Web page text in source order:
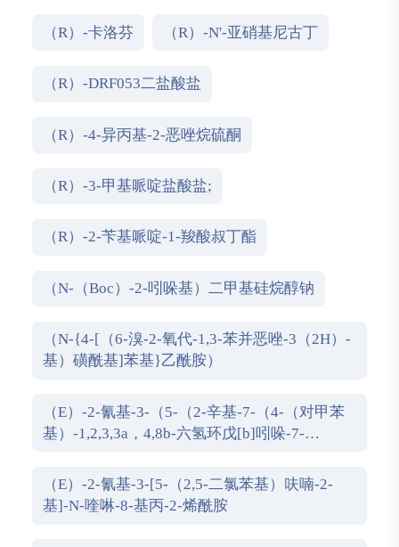
（R）-卡洛芬
（R）-N'-亚硝基尼古丁
（R）-DRF053二盐酸盐
（R）-4-异丙基-2-恶唑烷硫酮
（R）-3-甲基哌啶盐酸盐;
（R）-2-苄基哌啶-1-羧酸叔丁酯
（N-（Boc）-2-吲哚基）二甲基硅烷醇钠
（N-{4-[（6-溴-2-氧代-1,3-苯并恶唑-3（2H）-
基）磺酰基]苯基}乙酰胺）
（E）-2-氰基-3-（5-（2-辛基-7-（4-（对甲苯
基）-1,2,3,3a，4,8b-六氢环戊[b]吲哚-7-
丙烯酸
（E）-2-氰基-3-[5-（2,5-二氯苯基）呋喃-2-
基]-N-喹啉-8-基丙-2-烯酰胺